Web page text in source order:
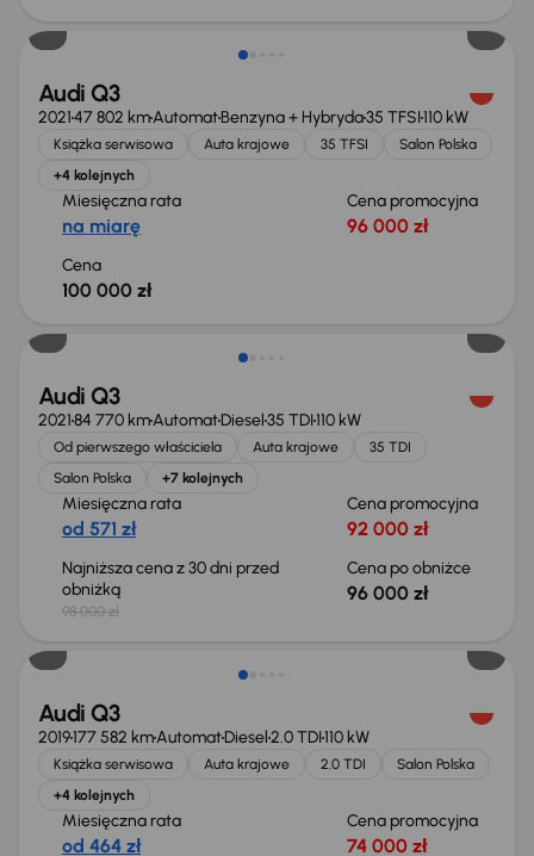
Audi Q3
202147 802 kmAutomatBenzyna + Hybryda35 TFSI110 kW
Książka serwisowa Auta krajowe 35 TFSI
Salon Polska
+4 kolejnych
Miesięczna rata
na miarę
Cena promocyjna
96 000 zł
Cena
100 000 zł
Audi Q3
202184 770 kmAutomatDiesel35 TDI110 kW
Od pierwszego właściciela Auta krajowe
35 TDI
Salon Polska
+7 kolejnych
Miesięczna rata
od 571 zł
Cena promocyjna
92 000 zł
Najniższa cena z 30 dni przed
obniżką
98 000 zł
Cena po obniżce
96 000 zł
Taniej o 4 000 zł
Audi Q3
2019177 582 kmAutomatDiesel2.0 TDI110 kW
Książka serwisowa Auta krajowe 2.0 TDI
Salon Polska
+4 kolejnych
Miesięczna rata
od 464 zł
Cena promocyjna
74 000 zł